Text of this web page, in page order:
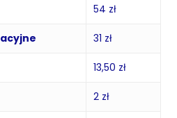
54 zł
31 zł
13,50 zł
2 zł